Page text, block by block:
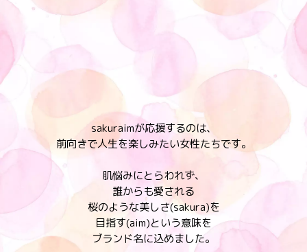
sakuraimが応援するのは、
前向きで人生を楽しみたい女性たちです。
肌悩みにとらわれず、
誰からも愛される
桜のような美しさ(sakura)を
目指す(aim)という意味を
ブランド名に込めました。